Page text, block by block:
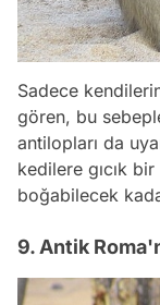
Sadece
gören, bu
antilopları da
kedilere gıcık
boğabilecek
9. Antik